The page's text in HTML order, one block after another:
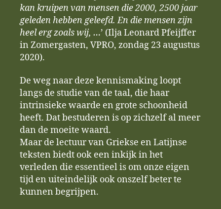
kan kruipen van mensen die 2000, 2500 jaar
geleden hebben geleefd. En die mensen zijn
heel erg zoals wij, …’ (Ilja Leonard Pfeijffer
in Zomergasten, VPRO, zondag 23 augustus
2020).
De weg naar deze kennismaking loopt
langs de studie van de taal, die haar
intrinsieke waarde en grote schoonheid
heeft. Dat bestuderen is op zichzelf al meer
dan de moeite waard.
Maar de lectuur van Griekse en Latijnse
teksten biedt ook een inkijk in het
verleden die essentieel is om onze eigen
tijd en uiteindelijk ook onszelf beter te
kunnen begrijpen.